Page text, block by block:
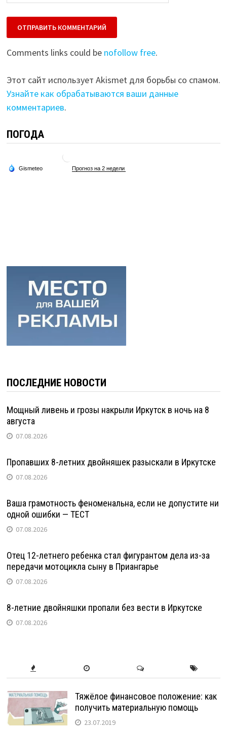
Comments links could be nofollow free.
Этот сайт использует Akismet для борьбы со спамом.
Узнайте как обрабатываются ваши данные
комментариев.
ПОГОДА
ПОСЛЕДНИЕ НОВОСТИ
Мощный ливень и грозы накрыли Иркутск в ночь на 8
августа
07.08.2026
Пропавших 8-летних двойняшек разыскали в Иркутске
07.08.2026
Ваша грамотность феноменальна, если не допустите ни
одной ошибки — ТЕСТ
07.08.2026
Отец 12-летнего ребенка стал фигурантом дела из-за
передачи мотоцикла сыну в Приангарье
07.08.2026
8-летние двойняшки пропали без вести в Иркутске
07.08.2026
Тяжёлое финансовое положение: как
получить материальную помощь
23.07.2019